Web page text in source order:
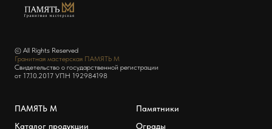
© All Rights Reserved
Гранитная мастерская ПАМЯТЬ М
Свидетельство о государственной регистрации
от 17.10.2017 УПН 192984198
ПАМЯТЬ М
Каталог продукции
Памятники
Ограды